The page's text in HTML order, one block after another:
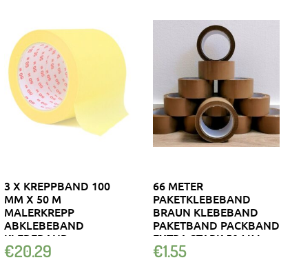
3 X KREPPBAND 100
MM X 50 M
MALERKREPP
ABKLEBEBAND
KLEBEBAND
ABDECKBAND KREPP
€20.29
66 METER
PAKETKLEBEBAND
BRAUN KLEBEBAND
PAKETBAND PACKBAND
EXTRA STARK 50 ΜM
€1.55